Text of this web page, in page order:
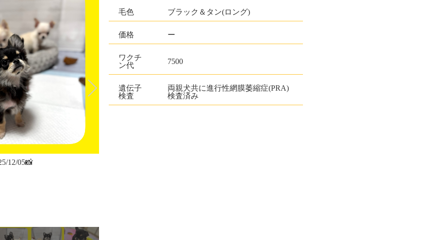
12/05📸
毛色 ブラック＆タン(ロング)
価格 ー
ワクチ
ン代
7500
遺伝子
検査
両親犬共に進行性網膜萎縮症(PRA)
検査済み